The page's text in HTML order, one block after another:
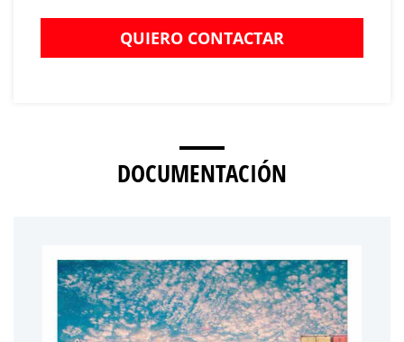
QUIERO CONTACTAR
DOCUMENTACIÓN